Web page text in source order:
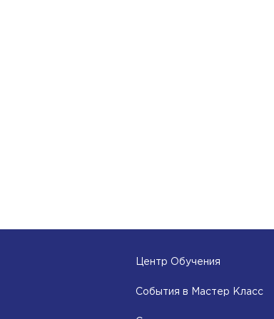
Центр Обучения
События в Мастер Класс